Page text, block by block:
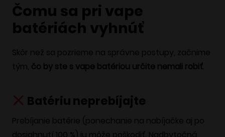
Čomu sa pri vape
batériách vyhnúť
Skôr než sa pozrieme na správne postupy, začnime
tým, čo by ste s vape batériou určite nemali robiť.
Batériu neprebíjajte
Prebíjanie batérie (ponechanie na nabíjačke aj po